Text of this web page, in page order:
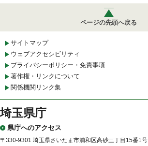
ページの先頭へ戻る
サイトマップ
ウェブアクセシビリティ
プライバシーポリシー・免責事項
著作権・リンクについて
関係機関リンク集
埼玉県庁
県庁へのアクセス
〒330-9301 埼玉県さいたま市浦和区高砂三丁目15番1号